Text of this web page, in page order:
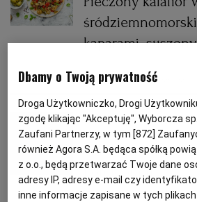
MAKARONY
MIĘSA
RYBY
PRZEKĄSKI
KUCHNIA
KUCHNIA
KUCHNIA
KUCHNIA
WEGAN
FELIETONY
SZEF KUCHNI
BIAŁYSTOK
BYDGOSZCZ
ELBLĄG
DUŻY
WOLNA
ALE
WYBORCZA
WYSOKIE
kaparami,
BAZYLIA KAPARY KUCHNIA
Aurelia Grzywacz,
Gnocchi z
pomidorami
Dbamy o Twoją prywatność
Droga Użytkowniczko, Drogi
zgodę klikając "Akceptuję", Wyborcza
Zaufani Partnerzy, w tym [872]
również Agora S.A. będąca spółką
z o.o., będą przetwarzać Twoje dane
adresy IP, adresy e-mail czy
inne informacje zapisane w tych